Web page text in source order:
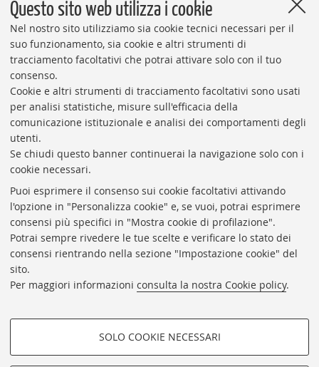
Questo sito web utilizza i cookie
Nel nostro sito utilizziamo sia cookie tecnici necessari per il
suo funzionamento, sia cookie e altri strumenti di
tracciamento facoltativi che potrai attivare solo con il tuo
consenso.
Cookie e altri strumenti di tracciamento facoltativi sono usati
per analisi statistiche, misure sull'efficacia della
comunicazione istituzionale e analisi dei comportamenti degli
utenti.
Se chiudi questo banner continuerai la navigazione solo con i
cookie necessari.
Puoi esprimere il consenso sui cookie facoltativi attivando
l'opzione in "Personalizza cookie" e, se vuoi, potrai esprimere
consensi più specifici in "Mostra cookie di profilazione".
Potrai sempre rivedere le tue scelte e verificare lo stato dei
consensi rientrando nella sezione "Impostazione cookie" del
sito.
Per maggiori informazioni consulta la nostra Cookie policy.
COOKIE DI PROFILAZIONE -
SOLO COOKIE NECESSARI
CRONACHE
Cgil: «Due proposte contro i decessi sul lavoro»
Il segretario Bulgarelli: «A Suviana si devono accertare
al più presto le responsabilità»
9 Aprile 2026 Tommaso Sfregola
«
Indietro
Redazione
Contatti